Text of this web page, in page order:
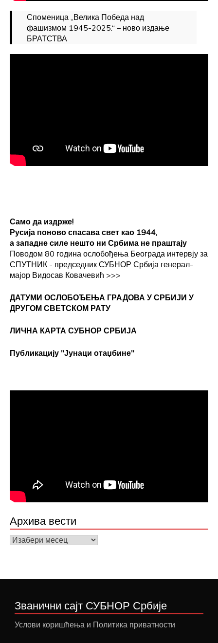
Споменица „Велика Победа над
фашизмом 1945-2025.“ – ново издање
БРАТСТВА
Само да издрже!
Русија поново спасава свет као 1944,
а западне силе нешто ни Србима не праштају
Поводом 80 година ослобођења Београда интервју за
СПУТНИК - председник СУБНОР Србија генерал-
мајор Видосав Ковачевић >>>
ДАТУМИ ОСЛОБОЂЕЊА ГРАДОВА У СРБИЈИ У
ДРУГОМ СВЕТСКОМ РАТУ
ЛИЧНА КАРТА СУБНОР СРБИЈА
Публикацију "Јунаци отаџбине"
Архива вести
Архива
Званични сајт СУБНОР Србије
Услови коришћења и Политика приватности